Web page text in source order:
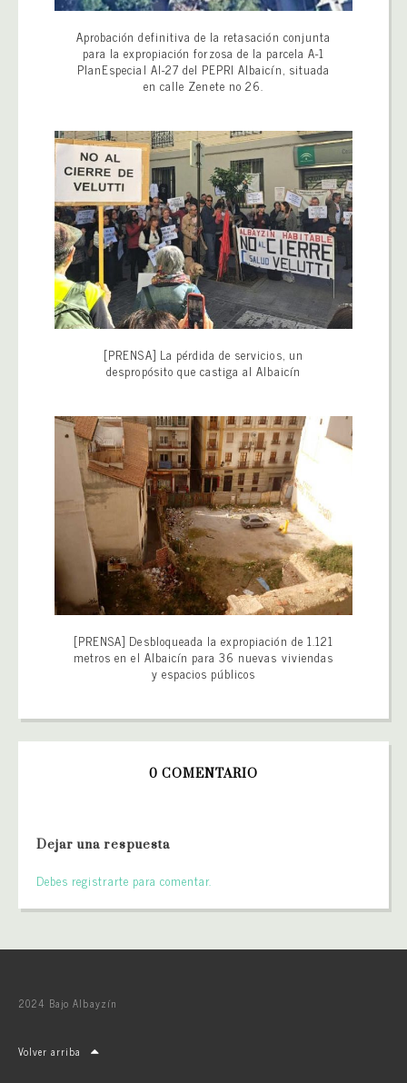
Aprobación definitiva de la retasación conjunta
para la expropiación forzosa de la parcela A-1
PlanEspecial AI-27 del PEPRI Albaicín, situada
en calle Zenete no 26.
[PRENSA] La pérdida de servicios, un
despropósito que castiga al Albaicín
[PRENSA] Desbloqueada la expropiación de 1.121
metros en el Albaicín para 36 nuevas viviendas
y espacios públicos
0 COMENTARIO
Dejar una respuesta
Debes registrarte para comentar.
2024 Bajo Albayzín
Volver arriba